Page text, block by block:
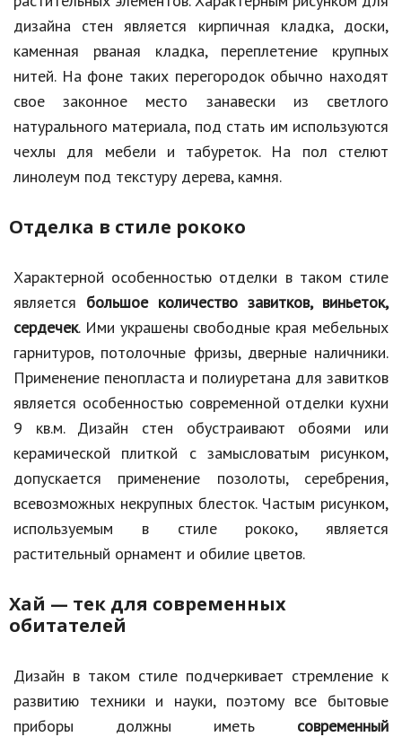
дизайна стен является кирпичная кладка, доски,
каменная рваная кладка, переплетение крупных
нитей. На фоне таких перегородок обычно находят
свое законное место занавески из светлого
натурального материала, под стать им используются
чехлы для мебели и табуреток. На пол стелют
линолеум под текстуру дерева, камня.
Отделка в стиле рококо
Характерной особенностью отделки в таком стиле
является большое количество завитков, виньеток,
сердечек. Ими украшены свободные края мебельных
гарнитуров, потолочные фризы, дверные наличники.
Применение пенопласта и полиуретана для завитков
является особенностью современной отделки кухни
9 кв.м. Дизайн стен обустраивают обоями или
керамической плиткой с замысловатым рисунком,
допускается применение позолоты, серебрения,
всевозможных некрупных блесток. Частым рисунком,
используемым в стиле рококо, является
растительный орнамент и обилие цветов.
Хай — тек для современных
обитателей
Дизайн в таком стиле подчеркивает стремление к
развитию техники и науки, поэтому все бытовые
приборы должны иметь современный